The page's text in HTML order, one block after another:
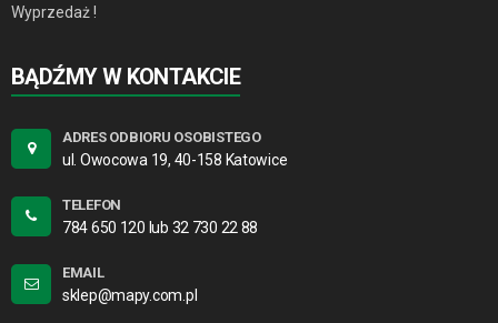
Wyprzedaż !
BĄDŹMY W KONTAKCIE
ADRES ODBIORU OSOBISTEGO
ul. Owocowa 19, 40-158 Katowice
TELEFON
784 650 120 lub 32 730 22 88
EMAIL
sklep@mapy.com.pl